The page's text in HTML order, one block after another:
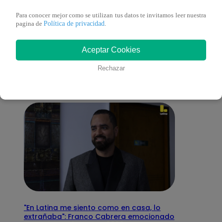
También te puede
interesar
"En Latina me siento como en casa, lo
extrañaba": Franco Cabrera emocionado
Para conocer mejor como se utilizan tus datos te invitamos leer nuestra
pagina de Política de privacidad
Aceptar Cookies
Rechazar